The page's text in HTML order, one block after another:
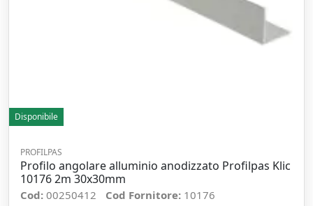
Disponibile
PROFILPAS
Profilo angolare alluminio anodizzato Profilpas Klic
10176 2m 30x30mm
Cod: 00250412 Cod Fornitore: 10176